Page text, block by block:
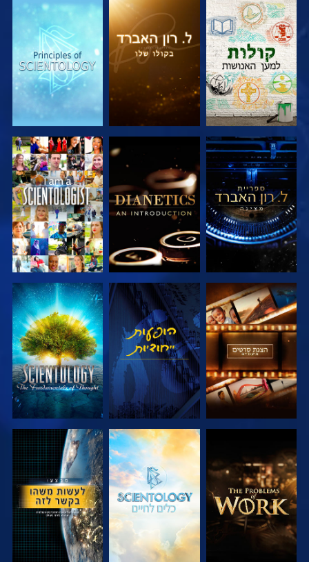
בדוק את הסדרה בדוק את הסדרה בדוק את הסדרה
בדוק את הסדרה בדוק את הסדרה צפה
בדוק את הסדרה צפה בדוק את הסדרה
בדוק את הסדרה בדוק את הסדרה צפה